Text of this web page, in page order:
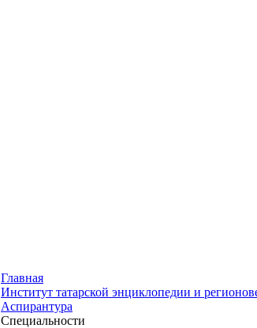
Главная
Институт татарской энциклопедии и
Аспирантура
Специальности